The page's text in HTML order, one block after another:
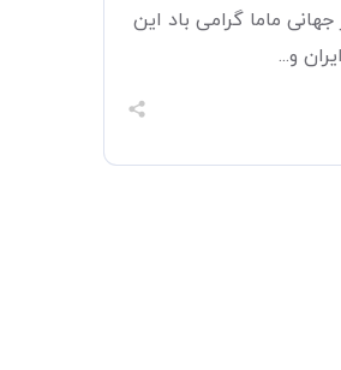
ماما گرامی باد این
و...